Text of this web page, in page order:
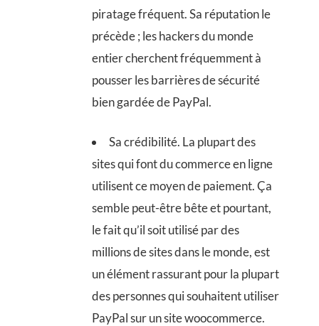
piratage fréquent. Sa réputation le
précède ; les hackers du monde
entier cherchent fréquemment à
pousser les barrières de sécurité
bien gardée de PayPal.
Sa crédibilité. La plupart des
sites qui font du commerce en ligne
utilisent ce moyen de paiement. Ça
semble peut-être bête et pourtant,
le fait qu’il soit utilisé par des
millions de sites dans le monde, est
un élément rassurant pour la plupart
des personnes qui souhaitent utiliser
PayPal sur un site woocommerce.